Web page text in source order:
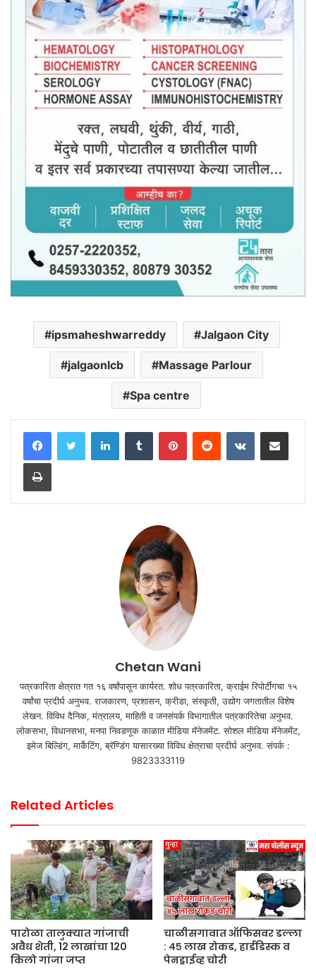
ipsmaheshwarreddy Jalgaon City
jalgaonlcb Massage Parlour
Spa centre
LinkedInTumblr PinterestReddit VKontakteShare via Email
Print
Chetan Wani
पत्रकारिता क्षेत्रात गत १६ वर्षांपासून कार्यरत. शोध पत्रकारिता, क्राईम रिपोर्टींगचा १५
वर्षांचा प्रदीर्घ अनुभव. राजकारण, प्रशासन, क्रीडा, संस्कृती, उद्योग जगतातील विशेष
लेखन. विविध दैनिक, मंत्रालय, माहिती व जनसंपर्क विभागातील पत्रकारितेचा अनुभव.
लोकसभा, विधानसभा, मनपा निवडणूक काळात मीडिया मॅनेजमेंट. सोशल मीडिया मॅनेजमेंट,
इमेज बिल्डिंग, मार्केटिंग, ब्रॅण्डिंग यासारख्या विविध क्षेत्राचा प्रदीर्घ अनुभव. संपर्क :
9823333119
Related Articles
पारोळा तालुक्यात गांजाची
अवैध शेती, 12 लाखांचा 120
किलो गांजा जप्त
चाळीसगावात ऑफिसवर डल्ला
: ४५ लाख रोकड, हार्डडिस्क व
पेनड्राईव्ह चोरी